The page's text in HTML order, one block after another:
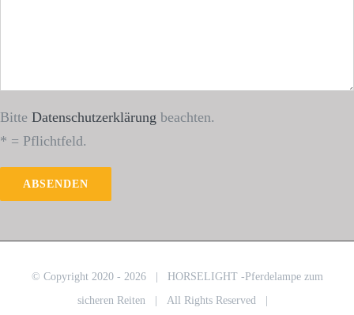
Bitte Datenschutzerklärung beachten.
* = Pflichtfeld.
© Copyright 2020 - 2026 | HORSELIGHT -Pferdelampe zum
sicheren Reiten | All Rights Reserved |